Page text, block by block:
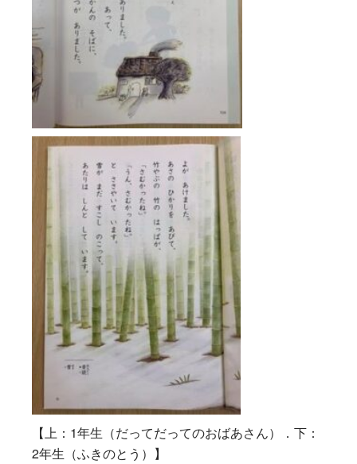
【上：1年生（だってだってのおばあさん）．下：
2年生（ふきのとう）】